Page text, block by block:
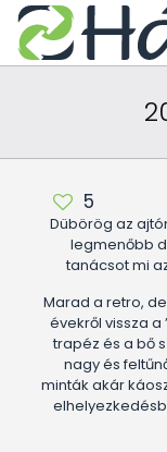
5
Dübörög az
legmenőbb
tanácsot mi
Marad a retro,
évekről vissza a
trapéz és a bő
nagy és
minták akár